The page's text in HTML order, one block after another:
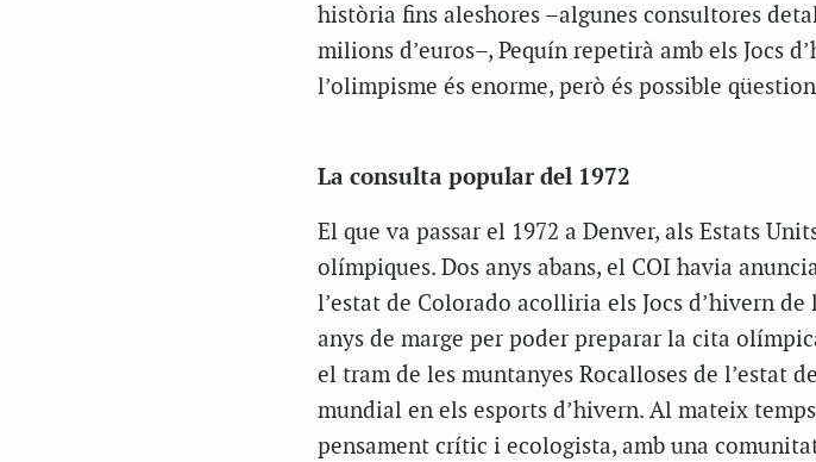
història fins aleshores –algunes consultores
milions d’euros–, Pequín repetirà amb els Jocs
l’olimpisme és enorme, però és possible
La consulta popular del 1972
El que va passar el 1972 a Denver, als Estats
olímpiques. Dos anys abans, el COI havia
l’estat de Colorado acolliria els Jocs d’hivern de
anys de marge per poder preparar la cita
el tram de les muntanyes Rocalloses de l’estat
mundial en els esports d’hivern. Al mateix
pensament crític i ecologista, amb una